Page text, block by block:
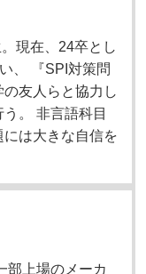
現在、24卒とし
、 『SPI対策問
友人らと協力し
。 非言語科目
は大きな自信を
部上場のメーカ